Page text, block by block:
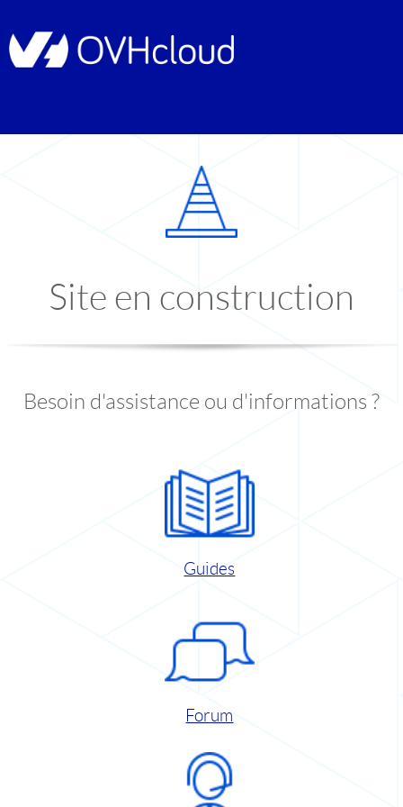
Site en construction
Besoin d'assistance ou d'informations ?
Guides
Forum